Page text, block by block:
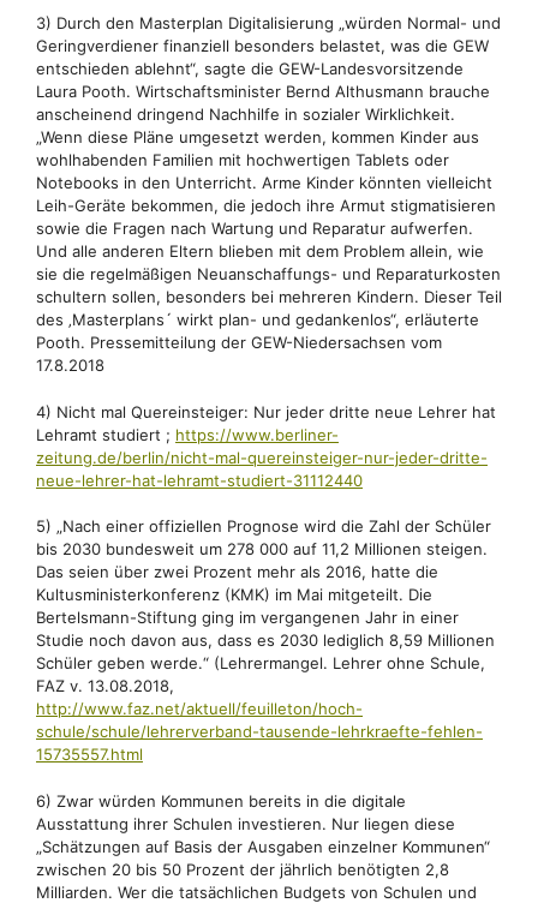
3) Durch den Masterplan Digitalisierung „würden Normal- und
Geringverdiener finanziell besonders belastet, was die GEW
entschieden ablehnt“, sagte die GEW-Landesvorsitzende
Laura Pooth. Wirtschaftsminister Bernd Althusmann brauche
anscheinend dringend Nachhilfe in sozialer Wirklichkeit.
„Wenn diese Pläne umgesetzt werden, kommen Kinder aus
wohlhabenden Familien mit hochwertigen Tablets oder
Notebooks in den Unterricht. Arme Kinder könnten vielleicht
Leih-Geräte bekommen, die jedoch ihre Armut stigmatisieren
sowie die Fragen nach Wartung und Reparatur aufwerfen.
Und alle anderen Eltern blieben mit dem Problem allein, wie
sie die regelmäßigen Neuanschaffungs- und Reparaturkosten
schultern sollen, besonders bei mehreren Kindern. Dieser Teil
des ‚Masterplans´ wirkt plan- und gedankenlos“, erläuterte
Pooth. Pressemitteilung der GEW-Niedersachsen vom
17.8.2018
4) Nicht mal Quereinsteiger: Nur jeder dritte neue Lehrer hat
Lehramt studiert ; https://www.berliner-
zeitung.de/berlin/nicht-mal-quereinsteiger-nur-jeder-dritte-
neue-lehrer-hat-lehramt-studiert-31112440
5) „Nach einer offiziellen Prognose wird die Zahl der Schüler
bis 2030 bundesweit um 278 000 auf 11,2 Millionen steigen.
Das seien über zwei Prozent mehr als 2016, hatte die
Kultusministerkonferenz (KMK) im Mai mitgeteilt. Die
Bertelsmann-Stiftung ging im vergangenen Jahr in einer
Studie noch davon aus, dass es 2030 lediglich 8,59 Millionen
Schüler geben werde.“ (Lehrermangel. Lehrer ohne Schule,
FAZ v. 13.08.2018,
http://www.faz.net/aktuell/feuilleton/hoch-
schule/schule/lehrerverband-tausende-lehrkraefte-fehlen-
15735557.html
6) Zwar würden Kommunen bereits in die digitale
Ausstattung ihrer Schulen investieren. Nur liegen diese
„Schätzungen auf Basis der Ausgaben einzelner Kommunen“
zwischen 20 bis 50 Prozent der jährlich benötigten 2,8
Milliarden. Wer die tatsächlichen Budgets von Schulen und